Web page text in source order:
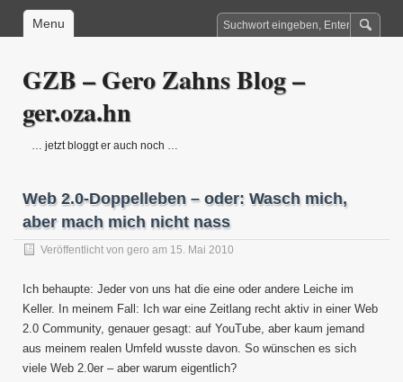
Menu
GZB – Gero Zahns Blog –
ger.oza.hn
… jetzt bloggt er auch noch …
Web 2.0-Doppelleben – oder: Wasch mich,
aber mach mich nicht nass
Veröffentlicht von gero am 15. Mai 2010
Ich behaupte: Jeder von uns hat die eine oder andere Leiche im
Keller. In meinem Fall: Ich war eine Zeitlang recht aktiv in einer Web
2.0 Community, genauer gesagt: auf YouTube, aber kaum jemand
aus meinem realen Umfeld wusste davon. So wünschen es sich
viele Web 2.0er – aber warum eigentlich?